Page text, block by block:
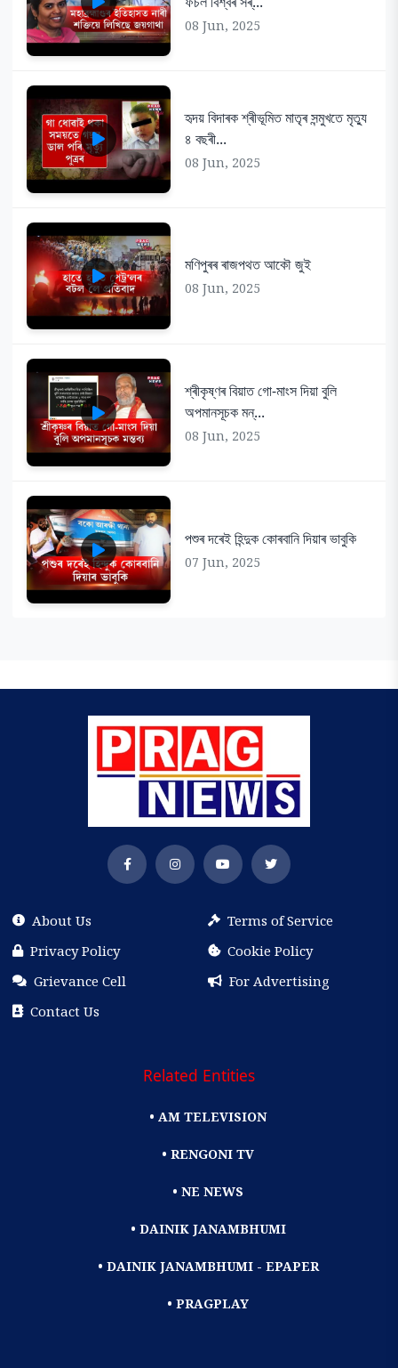
08 Jun, 2025
হৃদয় বিদাৰক শ্ৰীভূমিত মাতৃৰ সন্মুখতে মৃত্যু
৪ বছৰী...
08 Jun, 2025
মণিপুৰৰ ৰাজপথত আকৌ জুই
08 Jun, 2025
শ্ৰীকৃষ্ণৰ বিয়াত গো-মাংস দিয়া বুলি
অপমানসূচক মন্...
08 Jun, 2025
পশুৰ দৰেই হিন্দুক কোৰবানি দিয়াৰ ভাবুকি
07 Jun, 2025
About Us
Terms of Service
Privacy Policy
Cookie Policy
Grievance Cell
For Advertising
Contact Us
Related Entities
• AM TELEVISION
• RENGONI TV
• NE NEWS
• DAINIK JANAMBHUMI
• DAINIK JANAMBHUMI - EPAPER
• PRAGPLAY